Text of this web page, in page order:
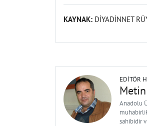
KAYNAK: DİYADİNNET
EDITÖR
Anadolu
sahibidir